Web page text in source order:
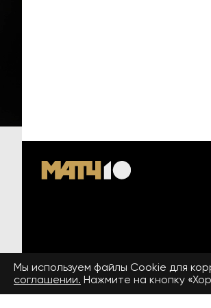
© 2026 «ООО «Национальный
спортивный телеканал»
Мы используем файлы Сookie для
соглашении. Нажмите на кнопку